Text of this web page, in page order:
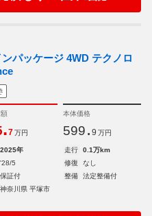
パッケージ 4WD テクノロ
.7 万円
本体価格
599. 9 万円
2025年 走行
0.1万km
'28/5 修復
なし
保証付 整備
法定整備付
神奈川県 平塚市